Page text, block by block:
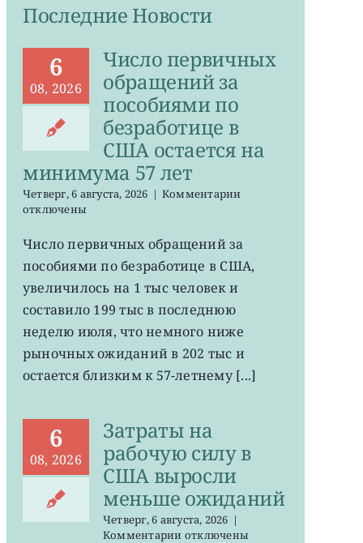
Последние Новости
6
08, 2026
Число первичных
обращений за
пособиями по
безработице в
США остается на
минимума 57 лет
Четверг, 6 августа, 2026 | Комментариик
первичных
за
в
остается
на
отключены
Число первичных обращений за
пособиями по безработице в США,
увеличилось на 1 тыс человек и
составило 199 тыс в последнюю
неделю июля, что немного ниже
рыночных ожиданий в 202 тыс и
остается близким к 57-летнему [...]
6
08, 2026
Затраты на
рабочую силу в
США выросли
меньше ожиданий
Четверг, 6 августа, 2026 |
Комментариикотключены